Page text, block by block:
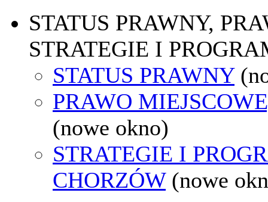
STATUS PRAWNY,
STRATEGIE I
STATUS PRAWNY
PRAWO
(nowe okno)
STRATEGIE I
CHORZÓW (nowe